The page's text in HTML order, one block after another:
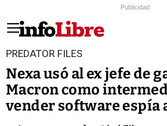
Publicidad
PREDATOR FILES
Nexa usó al ex jefe de
Macron como
vender software espía